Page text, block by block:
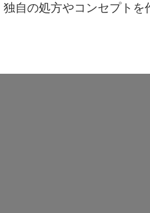
自の処方やコンセプトを